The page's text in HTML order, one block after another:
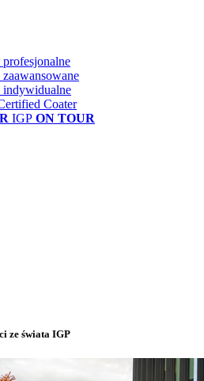
profesjonalne
indywidualne
Coater
IGP ON TOUR
ze świata IGP